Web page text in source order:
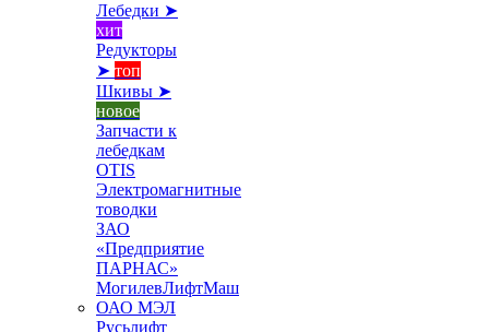
Лебедки ➤
хит
Редукторы
➤ топ
Шкивы ➤
новое
Запчасти к
лебедкам
OTIS
Электромагнитные
товодки
ЗАО
«Предприятие
ПАРНАС»
МогилевЛифтМаш
ОАО МЭЛ
Русьлифт